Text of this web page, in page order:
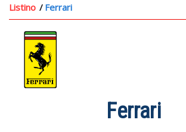
Listino Ferrari
Ferrari